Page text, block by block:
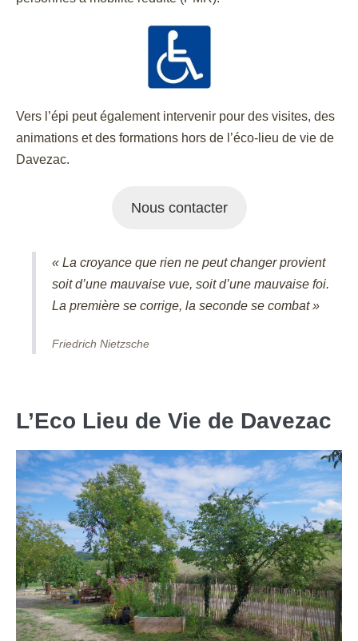
Vers l’épi peut également intervenir pour des visites, des
animations et des formations hors de l’éco-lieu de vie de
Davezac.
Nous contacter
« La croyance que rien ne peut changer provient
soit d’une mauvaise vue, soit d’une mauvaise foi.
La première se corrige, la seconde se combat »
Friedrich Nietzsche
L’Eco Lieu de Vie de Davezac